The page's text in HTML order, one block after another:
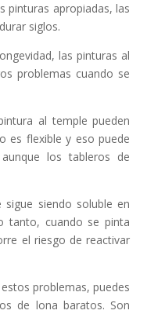
pinturas apropiadas, las
siglos.
las pinturas al
problemas cuando se
al temple pueden
es flexible y eso puede
los tableros de
siendo soluble en
tanto, cuando se pinta
el riesgo de reactivar
problemas, puedes
de lona baratos. Son